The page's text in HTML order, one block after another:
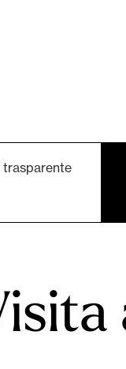
trasparente